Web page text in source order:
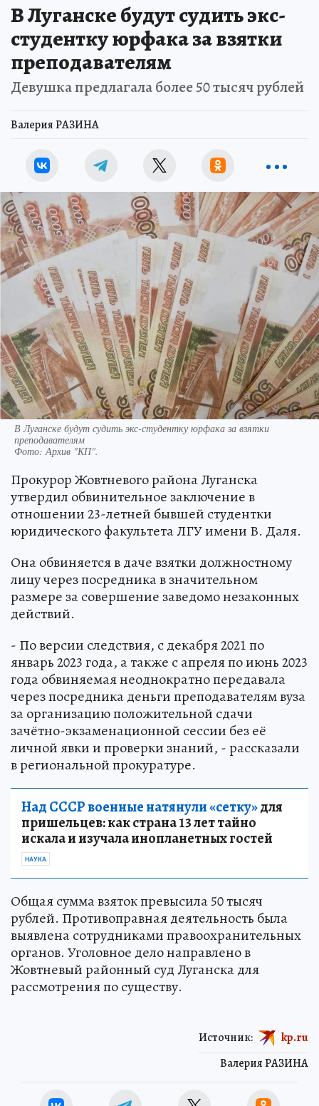
В Луганске будут судить экс-
студентку юрфака за взятки
преподавателям
Девушка предлагала более 50 тысяч рублей
Валерия РАЗИНА
В Луганске будут судить экс-студентку юрфака за взятки
преподавателям
Фото:Архив "КП".
Прокурор Жовтневого района Луганска
утвердил обвинительное заключение в
отношении 23-летней бывшей студентки
юридического факультета ЛГУ имени В. Даля.
Она обвиняется в даче взятки должностному
лицу через посредника в значительном
размере за совершение заведомо незаконных
действий.
- По версии следствия, с декабря 2021 по
январь 2023 года, а также с апреля по июнь 2023
года обвиняемая неоднократно передавала
через посредника деньги преподавателям вуза
за организацию положительной сдачи
зачётно-экзаменационной сессии без её
личной явки и проверки знаний, - рассказали
в региональной прокуратуре.
Над СССР военные натянули «сетку»для
пришельцев: как страна 13 лет тайно
искала и изучала инопланетных гостей
НАУКА
Общая сумма взяток превысила 50 тысяч
рублей. Противоправная деятельность была
выявлена сотрудниками правоохранительных
органов. Уголовное дело направлено в
Жовтневый районный суд Луганска для
рассмотрения по существу.
Валерия РАЗИНА
Источник: kp.ru